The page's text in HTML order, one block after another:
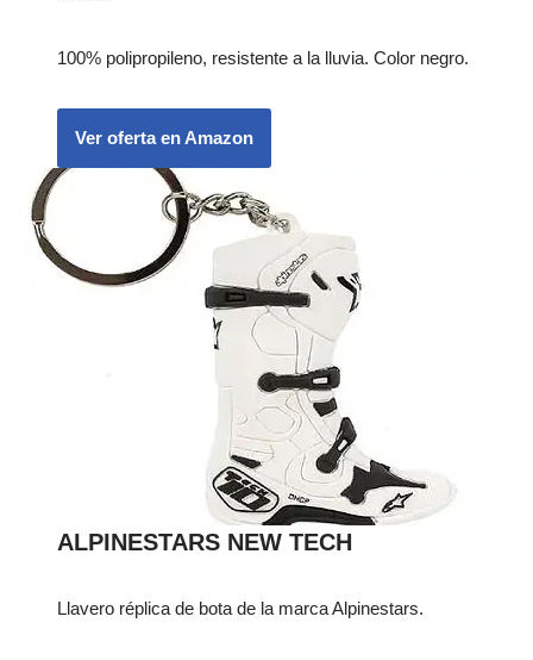
100% polipropileno, resistente a la lluvia. Color negro.
Ver oferta en Amazon
ALPINESTARS NEW TECH
Llavero réplica de bota de la marca Alpinestars.